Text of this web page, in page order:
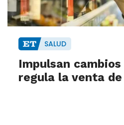
SALUD
Impulsan
regula la venta